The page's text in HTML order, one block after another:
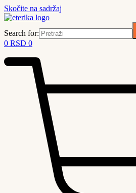
Skočite na sadržaj
Search for:
0 RSD 0